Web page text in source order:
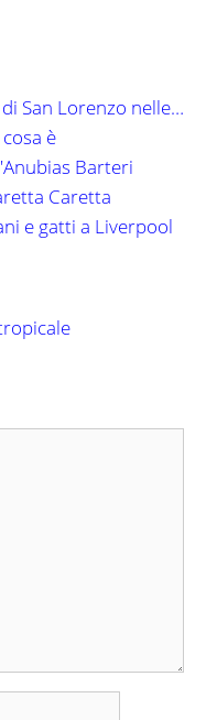
San Lorenzo nelle…
è
Barteri
Caretta
e gatti a Liverpool